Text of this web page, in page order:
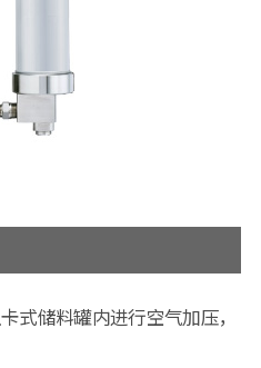
式储料罐内进行空气加压，